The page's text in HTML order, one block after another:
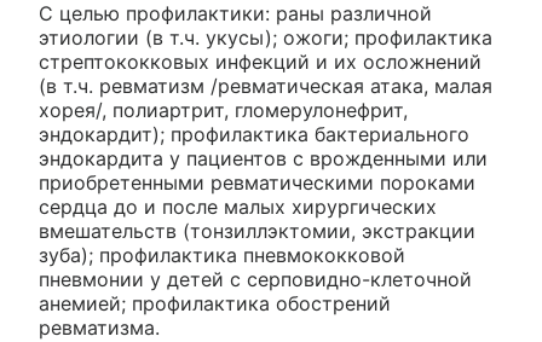
С целью профилактики: раны различной
этиологии (в т.ч. укусы); ожоги; профилактика
стрептококковых инфекций и их осложнений
(в т.ч. ревматизм /ревматическая атака, малая
хорея/, полиартрит, гломерулонефрит,
эндокардит); профилактика бактериального
эндокардита у пациентов с врожденными или
приобретенными ревматическими пороками
сердца до и после малых хирургических
вмешательств (тонзиллэктомии, экстракции
зуба); профилактика пневмококковой
пневмонии у детей с серповидно-клеточной
анемией; профилактика обострений
ревматизма.